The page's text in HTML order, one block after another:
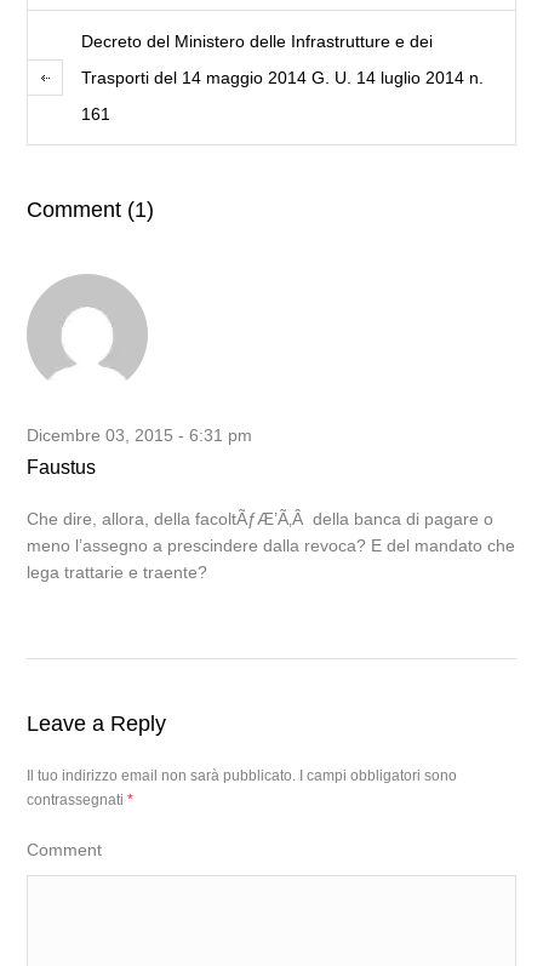
Decreto del Ministero delle Infrastrutture e dei
Trasporti del 14 maggio 2014 G. U. 14 luglio 2014 n.
161
Comment (1)
Dicembre 03, 2015 - 6:31 pm
Faustus
Che dire, allora, della facoltÃƒÆ’Ã‚Â della banca di pagare o
meno l’assegno a prescindere dalla revoca? E del mandato che
lega trattarie e traente?
Leave a Reply
Il tuo indirizzo email non sarà pubblicato.
I campi obbligatori sono
contrassegnati*
Comment